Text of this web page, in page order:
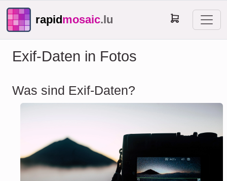
rapidmosaic.lu
Exif-Daten in Fotos
Was sind Exif-Daten?